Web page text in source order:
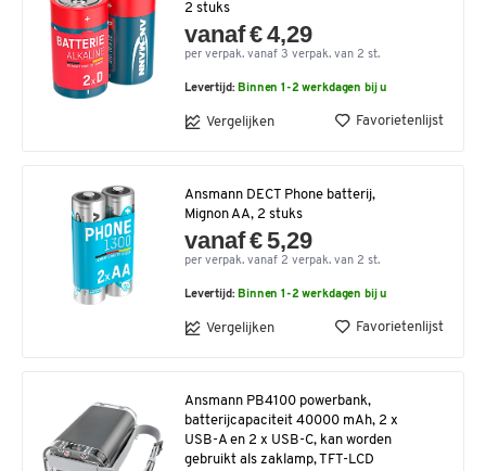
2 stuks
vanaf € 4,29
per verpak. vanaf 3 verpak. van 2 st.
Levertijd:Binnen 1-2 werkdagen bij u
Vergelijken Favorietenlijst
Ansmann DECT Phone batterij,
Mignon AA, 2 stuks
vanaf € 5,29
per verpak. vanaf 2 verpak. van 2 st.
Levertijd:Binnen 1-2 werkdagen bij u
Vergelijken Favorietenlijst
Ansmann PB4100 powerbank,
batterijcapaciteit 40000 mAh, 2 x
USB-A en 2 x USB-C, kan worden
gebruikt als zaklamp, TFT-LCD